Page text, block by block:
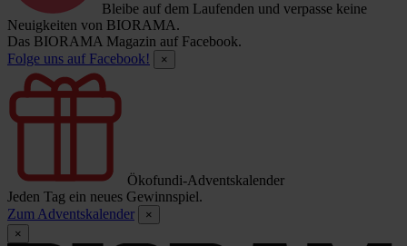
Bleibe auf dem Laufenden und verpasse keine
Neuigkeiten von BIORAMA.
Das BIORAMA Magazin auf Facebook.
Folge uns auf Facebook!
×
Ökofundi-Adventskalender
Jeden Tag ein neues Gewinnspiel.
Zum Adventskalender
×
×